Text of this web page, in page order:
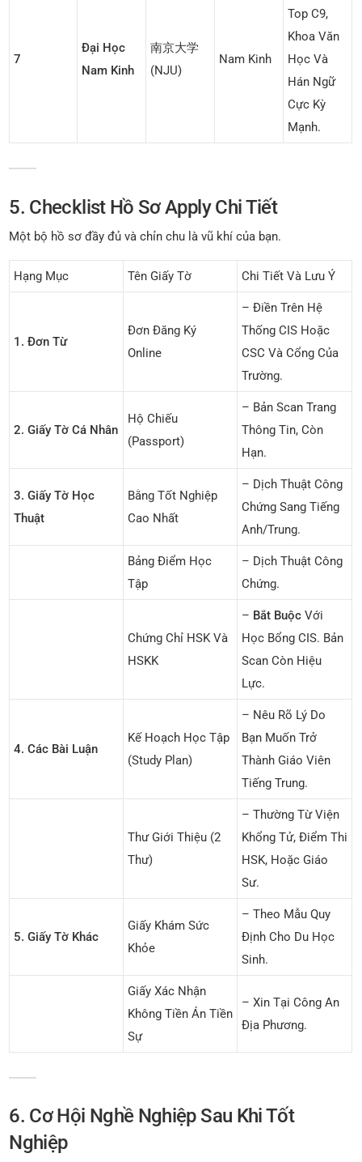
7
Đại Học
Nam Kinh
南京大学
(NJU)
Nam Kinh
Top C9,
Khoa Văn
Học Và
Hán Ngữ
Cực Kỳ
Mạnh.
5. Checklist Hồ Sơ Apply Chi Tiết
Một bộ hồ sơ đầy đủ và chỉn chu là vũ khí của bạn.
Hạng Mục Tên Giấy Tờ Chi Tiết Và Lưu Ý
1. Đơn Từ
Đơn Đăng Ký
Online
– Điền Trên Hệ
Thống CIS Hoặc
CSC Và Cổng Của
Trường.
2. Giấy Tờ Cá Nhân
Hộ Chiếu
(Passport)
– Bản Scan Trang
Thông Tin, Còn
Hạn.
3. Giấy Tờ Học
Thuật
Bằng Tốt Nghiệp
Cao Nhất
– Dịch Thuật Công
Chứng Sang Tiếng
Anh/Trung.
Bảng Điểm Học
Tập
– Dịch Thuật Công
Chứng.
Chứng Chỉ HSK Và
HSKK
– Bắt Buộc Với
Học Bổng CIS. Bản
Scan Còn Hiệu
Lực.
4. Các Bài Luận
Kế Hoạch Học Tập
(Study Plan)
– Nêu Rõ Lý Do
Bạn Muốn Trở
Thành Giáo Viên
Tiếng Trung.
Thư Giới Thiệu (2
Thư)
– Thường Từ Viện
Khổng Tử, Điểm Thi
HSK, Hoặc Giáo
Sư.
5. Giấy Tờ Khác
Giấy Khám Sức
Khỏe
– Theo Mẫu Quy
Định Cho Du Học
Sinh.
Giấy Xác Nhận
Không Tiền Án Tiền
Sự
– Xin Tại Công An
Địa Phương.
6. Cơ Hội Nghề Nghiệp Sau Khi Tốt
Nghiệp